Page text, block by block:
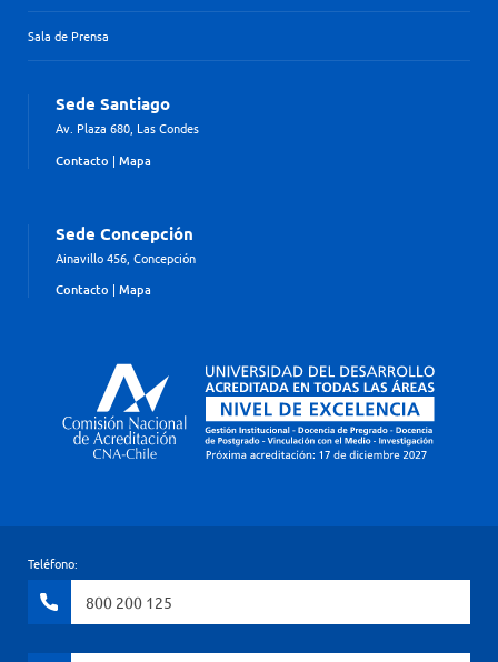
Sala de Prensa
Sede Santiago
Av. Plaza 680, Las Condes
Contacto | Mapa
Sede Concepción
Ainavillo 456, Concepción
Contacto | Mapa
Teléfono:
800 200 125